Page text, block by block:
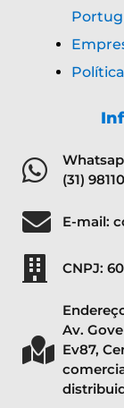
(31)
E-mail:
CNPJ:
Av.
Ev87,